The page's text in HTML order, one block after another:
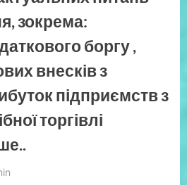
зокрема:
боргу ,
внесків з
підприємств з
торгівлі